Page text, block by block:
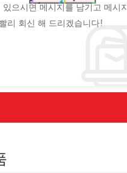
으시면 메시지를 남기고 메시
리 회신 해 드리겠습니다!